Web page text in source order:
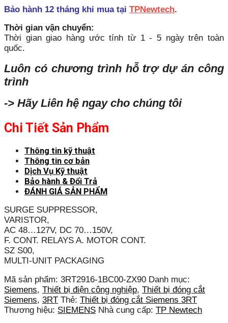
Bảo hành 12 tháng khi mua tại TPNewtech.
Thời gian vận chuyển:
Thời gian giao hàng ước tính từ 1 - 5 ngày trên toàn
quốc.
Luôn có chương trình hỗ trợ dự án công
trình
-> Hãy Liên hệ ngay cho chúng tôi
Chi Tiết Sản Phẩm
Thông tin kỹ thuật
Thông tin cơ bản
Dịch Vụ Kỹ thuật
Bảo hành & Đổi Trả
ĐÁNH GIÁ SẢN PHẨM
SURGE SUPPRESSOR,
VARISTOR,
AC 48…127V, DC 70…150V,
F. CONT. RELAYS A. MOTOR CONT.
SZ S00,
MULTI-UNIT PACKAGING
Mã sản phẩm: 3RT2916-1BC00-ZX90 Danh mục:
Siemens, Thiết bị điện công nghiệp, Thiết bị đóng cắt
Siemens, 3RT Thẻ: Thiết bị đóng cắt Siemens 3RT
Thương hiệu: SIEMENS Nhà cung cấp: TP Newtech